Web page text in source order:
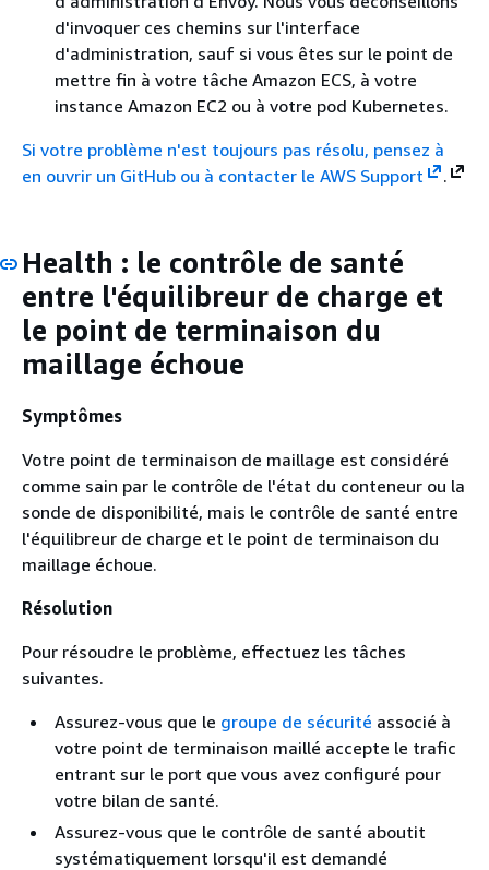
d'invoquer ces chemins sur l'interface
d'administration, sauf si vous êtes sur le point de
mettre fin à votre tâche Amazon ECS, à votre
instance Amazon EC2 ou à votre pod Kubernetes.
Si votre problème n'est toujours pas résolu, pensez à
en ouvrir un GitHub ou à contacter le AWS Support .
Health : le contrôle de santé
entre l'équilibreur de charge et
le point de terminaison du
maillage échoue
Symptômes
Votre point de terminaison de maillage est considéré
comme sain par le contrôle de l'état du conteneur ou la
sonde de disponibilité, mais le contrôle de santé entre
l'équilibreur de charge et le point de terminaison du
maillage échoue.
Résolution
Pour résoudre le problème, effectuez les tâches
suivantes.
Assurez-vous que le groupe de sécurité associé à
votre point de terminaison maillé accepte le trafic
entrant sur le port que vous avez configuré pour
votre bilan de santé.
Assurez-vous que le contrôle de santé aboutit
systématiquement lorsqu'il est demandé